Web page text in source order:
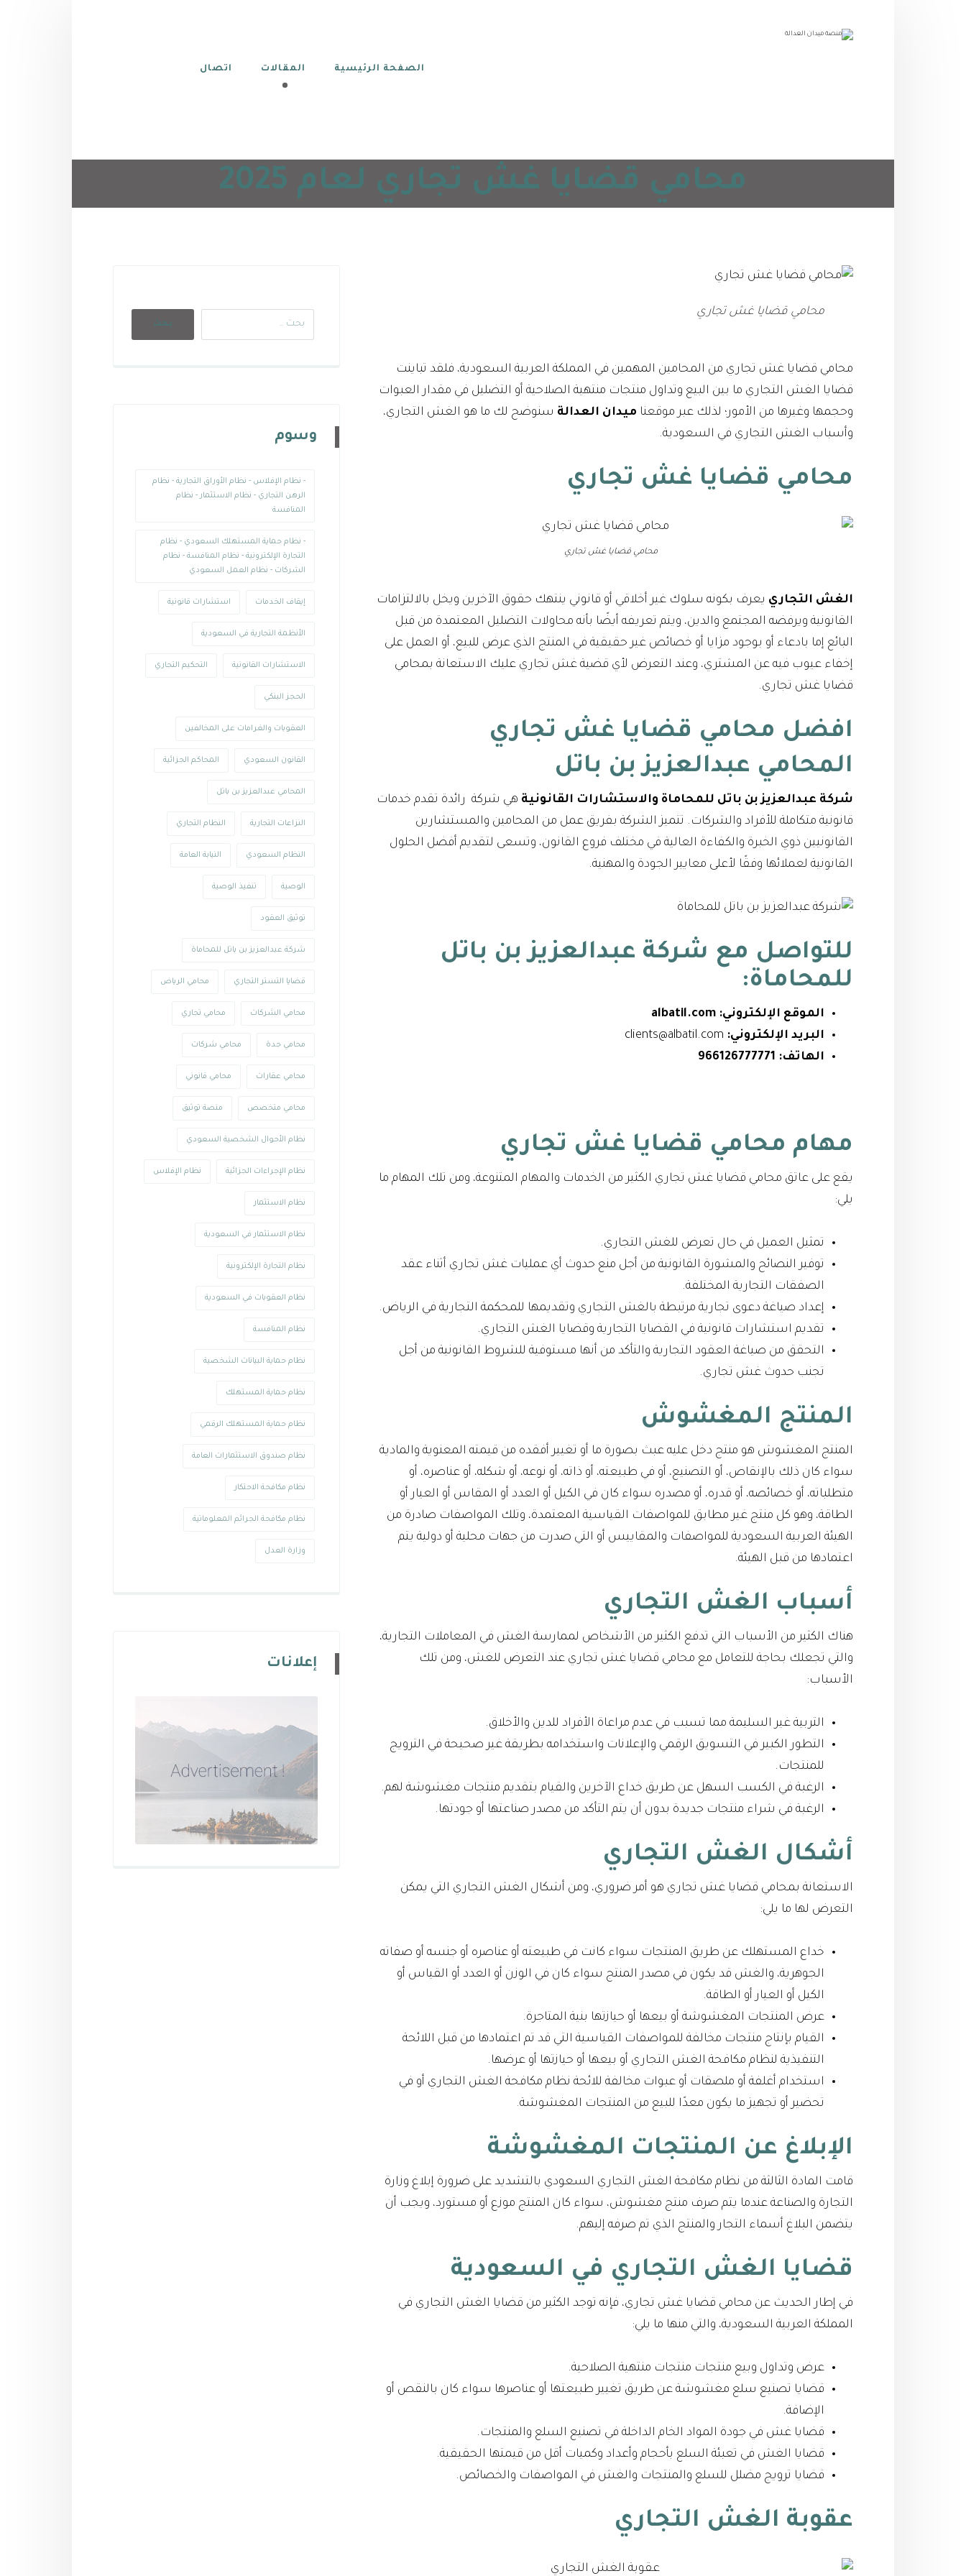
الصفحة الرئيسية المقالات اتصال
محامي قضايا غش تجاري لعام 2025
محامي قضايا غش تجاري
محامي قضايا غش تجاري من المحامين المهمين في المملكة العربية السعودية، فلقد تباينت
قضايا الغش التجاري ما بين البيع وتداول منتجات منتهية الصلاحية أو التضليل في مقدار العبوات
وحجمها وغيرها من الأمور؛ لذلك عبر موقعنا ميدان العدالة سنوضح لك ما هو الغش التجاري،
وأسباب الغش التجاري في السعودية.
محامي قضايا غش تجاري
محامي قضايا غش تجاري
الغش التجاري يعرف بكونه سلوك غير أخلاقي أو قانوني ينتهك حقوق الآخرين ويخل بالالتزامات
القانونية ويرفضه المجتمع والدين، ويتم تعريفه أيضًا بأنه محاولات التضليل المعتمدة من قبل
البائع إما بادعاء أو بوجود مزايا أو خصائص غير حقيقية في المنتج الذي عرض للبيع، أو العمل على
إخفاء عيوب فيه عن المشتري، وعند التعرض لأي قضية غش تجاري عليك الاستعانة بمحامي
قضايا غش تجاري.
افضل محامي قضايا غش تجاري
المحامي عبدالعزيز بن باتل
شركة عبدالعزيز بن باتل للمحاماة والاستشارات القانونية هي شركة رائدة تقدم خدمات
قانونية متكاملة للأفراد والشركات. تتميز الشركة بفريق عمل من المحامين والمستشارين
القانونيين ذوي الخبرة والكفاءة العالية في مختلف فروع القانون، وتسعى لتقديم أفضل الحلول
القانونية لعملائها وفقًا لأعلى معايير الجودة والمهنية.
للتواصل مع شركة عبدالعزيز بن باتل
للمحاماة:
الموقع الإلكتروني: albatil.com
البريد الإلكتروني:
الهاتف: 966126777771
مهام محامي قضايا غش تجاري
يقع على عاتق محامي قضايا غش تجاري الكثير من الخدمات والمهام المتنوعة، ومن تلك المهام ما
يلي:
تمثيل العميل في حال تعرض للغش التجاري.
توفير النصائح والمشورة القانونية من أجل منع حدوث أي عمليات غش تجاري أثناء عقد
الصفقات التجارية المختلفة.
إعداد صياغة دعوى تجارية مرتبطة بالغش التجاري وتقديمها للمحكمة التجارية في الرياض.
تقديم استشارات قانونية في القضايا التجارية وقضايا الغش التجاري.
التحقق من صياغة العقود التجارية والتأكد من أنها مستوفية للشروط القانونية من أجل
تجنب حدوث غش تجاري.
المنتج المغشوش
المنتج المغشوش هو منتج دخل عليه عبث بصورة ما أو تغيير أفقده من قيمته المعنوية والمادية
سواء كان ذلك بالإنقاص، أو التصنيع، أو في طبيعته، أو ذاته، أو نوعه، أو شكله، أو عناصره، أو
متطلباته، أو خصائصه، أو قدره، أو مصدره سواء كان في الكيل أو العدد أو المقاس أو العيار أو
الطاقة، وهو كل منتج غير مطابق للمواصفات القياسية المعتمدة، وتلك المواصفات صادرة من
الهيئة العربية السعودية للمواصفات والمقاييس أو التي صدرت من جهات محلية أو دولية يتم
اعتمادها من قبل الهيئة.
أسباب الغش التجاري
هناك الكثير من الأسباب التي تدفع الكثير من الأشخاص لممارسة الغش في المعاملات التجارية،
والتي تجعلك بحاجة للتعامل مع محامي قضايا غش تجاري عند التعرض للغش، ومن تلك
الأسباب:
التربية غير السليمة مما تسبب في عدم مراعاة الأفراد للدين والأخلاق.
التطور الكبير في التسويق الرقمي والإعلانات واستخدامه بطريقة غير صحيحة في الترويج
للمنتجات.
الرغبة في الكسب السهل عن طريق خداع الآخرين والقيام بتقديم منتجات مغشوشة لهم.
الرغبة في شراء منتجات جديدة بدون أن يتم التأكد من مصدر صناعتها أو جودتها.
أشكال الغش التجاري
الاستعانة بمحامي قضايا غش تجاري هو أمر ضروري، ومن أشكال الغش التجاري التي يمكن
التعرض لها ما يلي:
خداع المستهلك عن طريق المنتجات سواء كانت في طبيعته أو عناصره أو جنسه أو صفاته
الجوهرية، والغش قد يكون في مصدر المنتج سواء كان في الوزن أو العدد أو القياس أو
الكيل أو العيار أو الطاقة.
عرض المنتجات المغشوشة أو بيعها أو حيازتها بنية المتاجرة.
القيام بإنتاج منتجات مخالفة للمواصفات القياسية التي قد تم اعتمادها من قبل اللائحة
التنفيذية لنظام مكافحة الغش التجاري أو بيعها أو حيازتها أو عرضها.
استخدام أغلفة أو ملصقات أو عبوات مخالفة للائحة نظام مكافحة الغش التجاري أو في
تحضير أو تجهيز ما يكون معدًا للبيع من المنتجات المغشوشة.
الإبلاغ عن المنتجات المغشوشة
قامت المادة الثالثة من نظام مكافحة الغش التجاري السعودي بالتشديد على ضرورة إبلاغ وزارة
التجارة والصناعة عندما يتم صرف منتج مغشوش، سواء كان المنتج موزع أو مستورد، ويجب أن
يتضمن البلاغ أسماء التجار والمنتج الذي تم صرفه إليهم.
قضايا الغش التجاري في السعودية
في إطار الحديث عن محامي قضايا غش تجاري، فإنه توجد الكثير من قضايا الغش التجاري في
المملكة العربية السعودية، والتي منها ما يلي:
عرض وتداول وبيع منتجات منتجات منتهية الصلاحية.
قضايا تصنيع سلع مغشوشة عن طريق تغيير طبيعتها أو عناصرها سواء كان بالنقص أو
الإضافة.
قضايا غش في جودة المواد الخام الداخلة في تصنيع السلع والمنتجات.
قضايا الغش في تعبئة السلع بأحجام وأعداد وكميات أقل من قيمتها الحقيقية.
قضايا ترويج مضلل للسلع والمنتجات والغش في المواصفات والخصائص.
عقوبة الغش التجاري
وسوم
- نظام الإفلاس - نظام الأوراق التجارية - نظام
الرهن التجاري - نظام الاستثمار - نظام
المنافسة
- نظام حماية المستهلك السعودي - نظام
التجارة الإلكترونية - نظام المنافسة - نظام
الشركات - نظام العمل السعودي
إيقاف الخدمات استشارات قانونية
الأنظمة التجارية في السعودية
الاستشارات القانونية التحكيم التجاري
الحجز البنكي
العقوبات والغرامات على المخالفين
القانون السعودي المحاكم الجزائية
المحامي عبدالعزيز بن باتل
النزاعات التجارية النظام التجاري
النظام السعودي النيابة العامة
الوصية تنفيذ الوصية
توثيق العقود
شركة عبدالعزيز بن باتل للمحاماة
قضايا التستر التجاري محامي الرياض
محامي الشركات محامي تجاري
محامي جدة محامي شركات
محامي عقارات محامي قانوني
محامي متخصص منصة توثيق
نظام الأحوال الشخصية السعودي
نظام الإجراءات الجزائية نظام الإفلاس
نظام الاستثمار
نظام الاستثمار في السعودية
نظام التجارة الإلكترونية
نظام العقوبات في السعودية
نظام المنافسة
نظام حماية البيانات الشخصية
نظام حماية المستهلك
نظام حماية المستهلك الرقمي
نظام صندوق الاستثمارات العامة
نظام مكافحة الاحتكار
نظام مكافحة الجرائم المعلوماتية
وزارة العدل
إعلانات